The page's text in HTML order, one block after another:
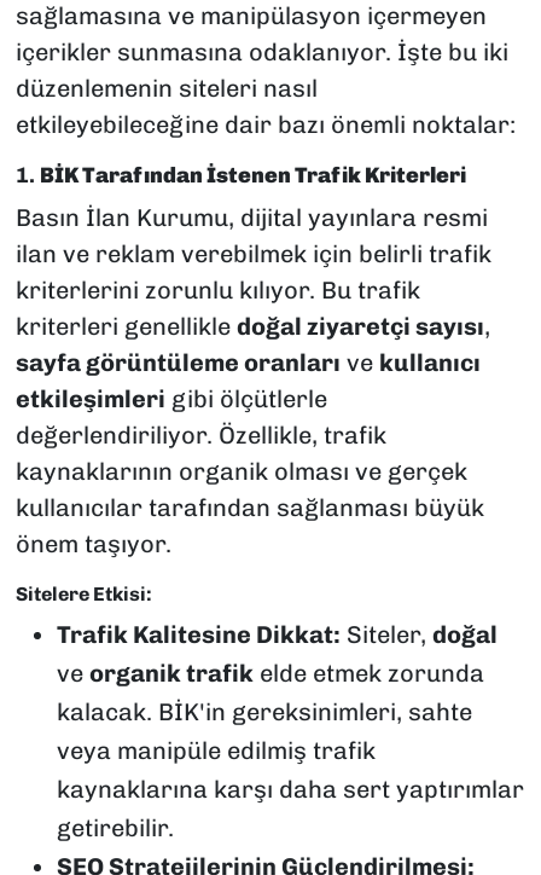
sağlamasına ve manipülasyon içermeyen
içerikler sunmasına odaklanıyor. İşte bu iki
düzenlemenin siteleri nasıl
etkileyebileceğine dair bazı önemli noktalar:
1. BİK Tarafından İstenen Trafik Kriterleri
Basın İlan Kurumu, dijital yayınlara resmi
ilan ve reklam verebilmek için belirli trafik
kriterlerini zorunlu kılıyor. Bu trafik
kriterleri genellikle doğal ziyaretçi sayısı,
sayfa görüntüleme oranları ve kullanıcı
etkileşimleri gibi ölçütlerle
değerlendiriliyor. Özellikle, trafik
kaynaklarının organik olması ve gerçek
kullanıcılar tarafından sağlanması büyük
önem taşıyor.
Sitelere Etkisi:
Trafik Kalitesine Dikkat: Siteler, doğal
ve organik trafikelde etmek zorunda
kalacak. BİK'in gereksinimleri, sahte
veya manipüle edilmiş trafik
kaynaklarına karşı daha sert yaptırımlar
getirebilir.
SEO Stratejilerinin Güçlendirilmesi: